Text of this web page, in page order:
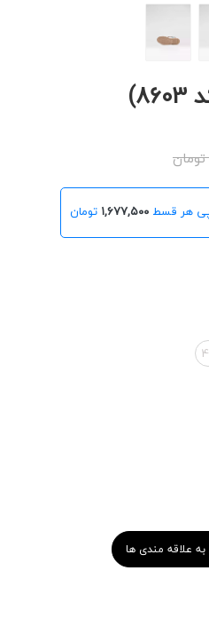
۱,۶۷۷,۵۰۰ تومان
به علاقه مندی ها